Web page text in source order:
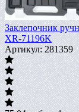
Заклепочник
XR-71196K
Артикул: 281359